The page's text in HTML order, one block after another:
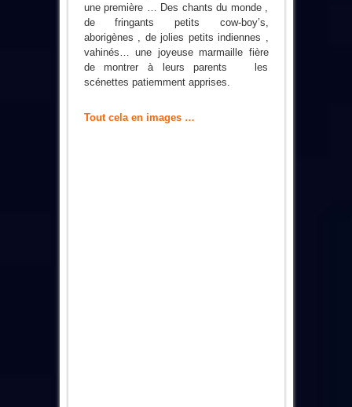
une première … Des chants du monde ,
de fringants petits cow-boy’s,
aborigènes , de jolies petits indiennes ,
vahinés… une joyeuse marmaille fière
de montrer à leurs parents les
scénettes patiemment apprises.
Tout cela en images …